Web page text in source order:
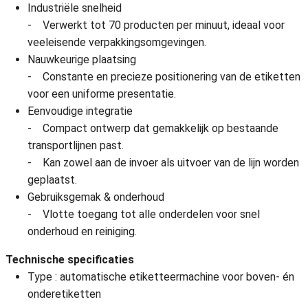
Industriële snelheid
- Verwerkt tot 70 producten per minuut, ideaal voor
veeleisende verpakkingsomgevingen.
Nauwkeurige plaatsing
- Constante en precieze positionering van de etiketten
voor een uniforme presentatie.
Eenvoudige integratie
- Compact ontwerp dat gemakkelijk op bestaande
transportlijnen past.
- Kan zowel aan de invoer als uitvoer van de lijn worden
geplaatst.
Gebruiksgemak & onderhoud
- Vlotte toegang tot alle onderdelen voor snel
onderhoud en reiniging.
Technische specificaties
Type : automatische etiketteermachine voor boven- én
onderetiketten